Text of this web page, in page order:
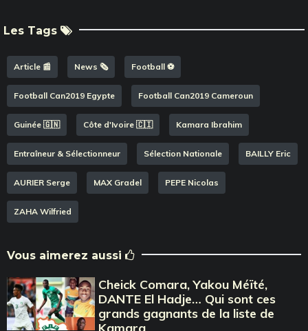
Les Tags
Article 📰 News 🗞️ Football ⚽️
Football Can2019 Egypte Football Can2019 Cameroun
Guinée 🇬🇳 Côte d'Ivoire 🇨🇮 Kamara Ibrahim
Entraîneur & Sélectionneur Sélection Nationale BAILLY Eric
AURIER Serge MAX Gradel PEPE Nicolas
ZAHA Wilfried
Vous aimerez aussi
Cheick Comara, Yakou Méïté,
DANTE El Hadje… Qui sont ces
grands gagnants de la liste de
Kamara